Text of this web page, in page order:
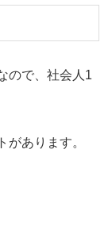
ので、社会人1
があります。